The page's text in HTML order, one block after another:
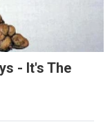
- It's The